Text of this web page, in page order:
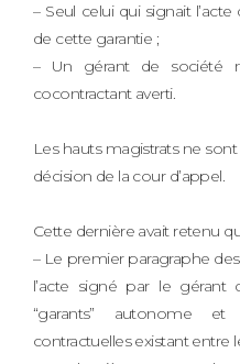
– Seul celui qui signait
de cette garantie ;
– Un gérant de société
cocontractant averti.
Les hauts magistrats ne
décision de la cour d’appel.
Cette dernière avait retenu
– Le premier paragraphe
l’acte signé par le gérant
“garants” autonome
contractuelles existant entre